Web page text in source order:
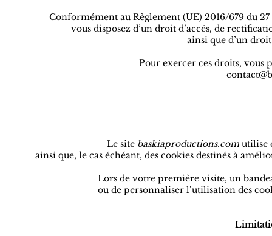
Conformément au Règlement (UE) 2016/679 du
vous disposez d’un droit d’accès, de
ainsi que d’un
Pour exercer ces droits, vous
Le site baskiaproductions.com utilise
ainsi que, le cas échéant, des cookies destinés à
Lors de votre première visite, un
ou de personnaliser l’utilisation des